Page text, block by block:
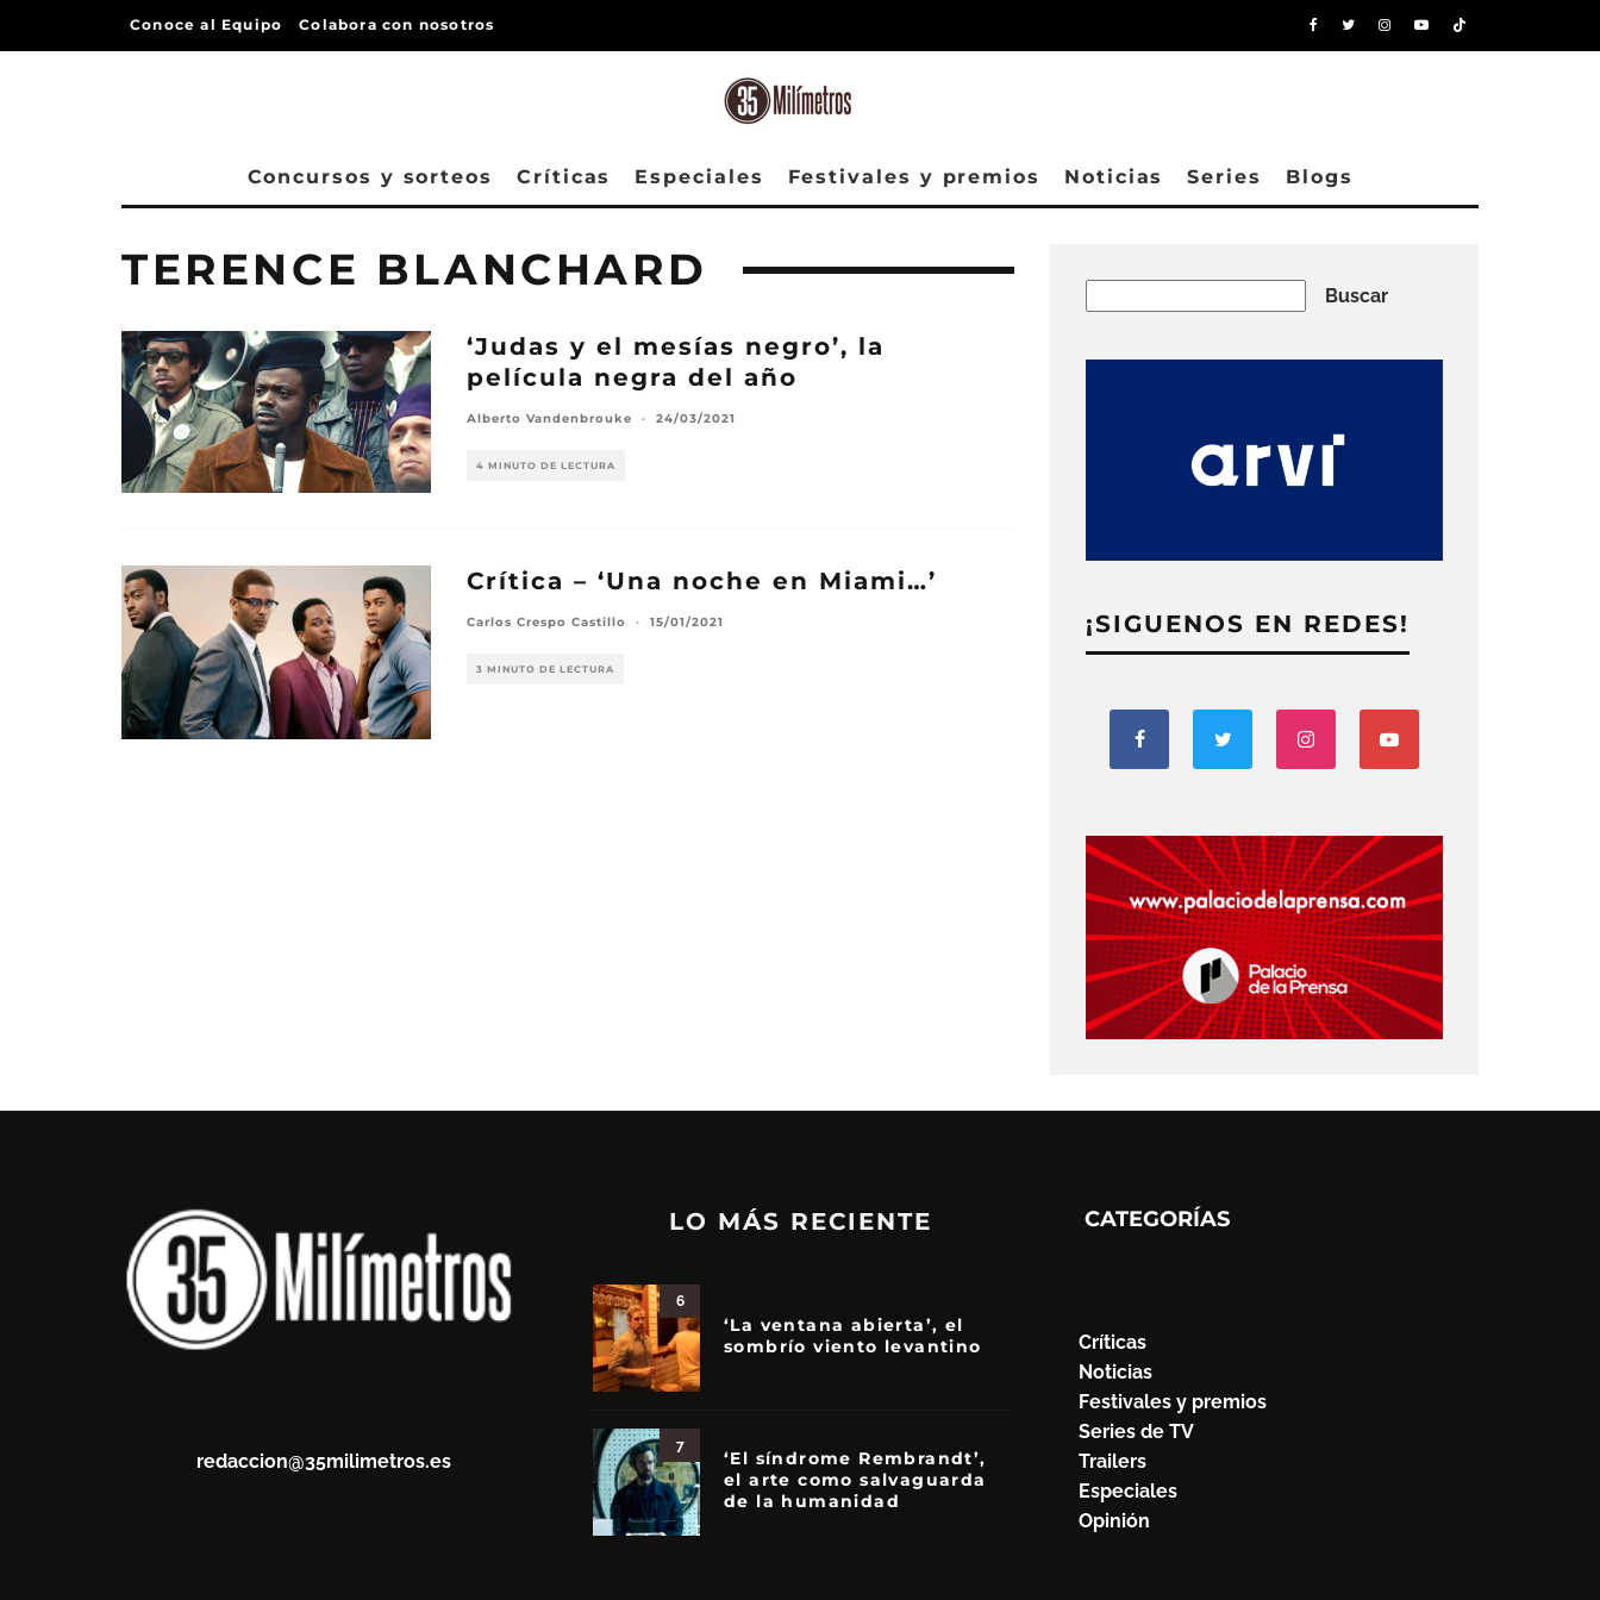
Conoce al Equipo Colabora con nosotros
Concursos y sorteos Críticas Especiales Festivales y premios Noticias Series Blogs
TERENCE BLANCHARD
‘Judas y el mesías negro’, la
película negra del año
Alberto Vandenbrouke · 24/03/2021
4 MINUTO DE LECTURA
Crítica – ‘Una noche en Miami…’
Carlos Crespo Castillo · 15/01/2021
3 MINUTO DE LECTURA
Buscar
¡SIGUENOS EN REDES!
redaccion@35milimetros.es
LO MÁS RECIENTE
6
‘La ventana abierta’, el
sombrío viento levantino
7
‘El síndrome Rembrandt’,
el arte como salvaguarda
de la humanidad
CATEGORÍAS
Críticas
Noticias
Festivales y premios
Series de TV
Trailers
Especiales
Opinión